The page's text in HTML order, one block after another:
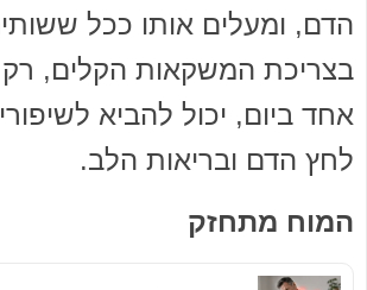
הדם, ומעלים אותו ככל
בצריכת המשקאות הקלים,
אחד ביום, יכול להביא
לחץ הדם ובריאות הלב.
המוח מתחזק